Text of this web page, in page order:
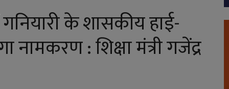
के शासकीय हाई-
: शिक्षा मंत्री गजेंद्र